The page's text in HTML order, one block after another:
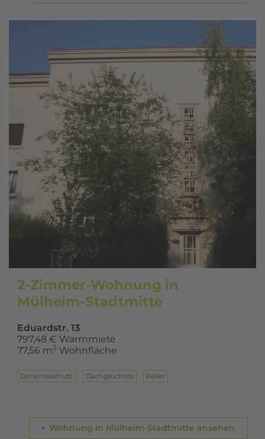
2-Zimmer-Wohnung in
Mülheim-Stadtmitte
Eduardstr. 13
797,48 € Warmmiete
77,56 m2 Wohnfläche
Denkmalschutz Dach­ge­schoss Keller
Wohnung in Mülheim-Stadtmitte ansehen